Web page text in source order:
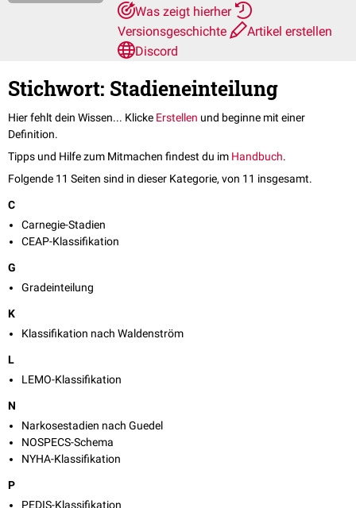
Was zeigt hierher
Versionsgeschichte
Artikel erstellen
Discord
Stichwort: Stadieneinteilung
Hier fehlt dein Wissen... Klicke Erstellen und beginne mit einer
Definition.
Tipps und Hilfe zum Mitmachen findest du im Handbuch.
Folgende 11 Seiten sind in dieser Kategorie, von 11 insgesamt.
C
Carnegie-Stadien
CEAP-Klassifikation
G
Gradeinteilung
K
Klassifikation nach Waldenström
L
LEMO-Klassifikation
N
Narkosestadien nach Guedel
NOSPECS-Schema
NYHA-Klassifikation
P
PEDIS-Klassifikation